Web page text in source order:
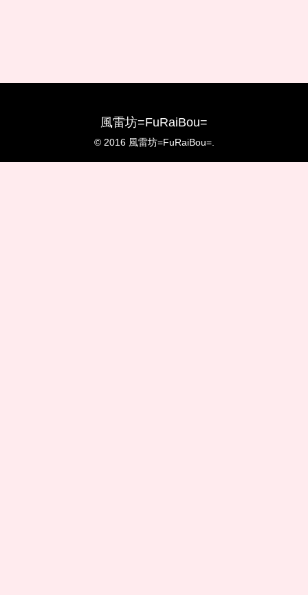
風雷坊=FuRaiBou=
© 2016 風雷坊=FuRaiBou=.